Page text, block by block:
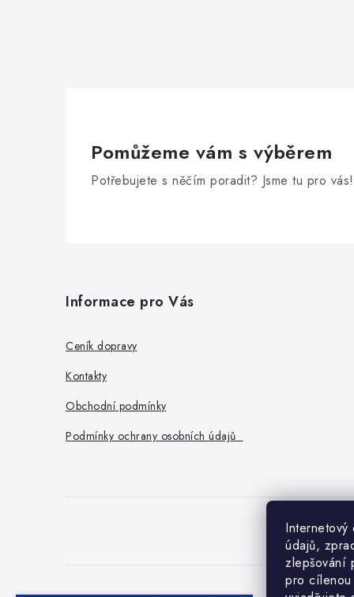
údajů,
zlepšování
pro cílenou
Pomůžeme vám s výběrem
Potřebujete s něčím poradit? Jsme tu pro vás!
Informace pro Vás
Ceník dopravy
Kontakty
Obchodní podmínky
Podmínky ochrany osobních údajů